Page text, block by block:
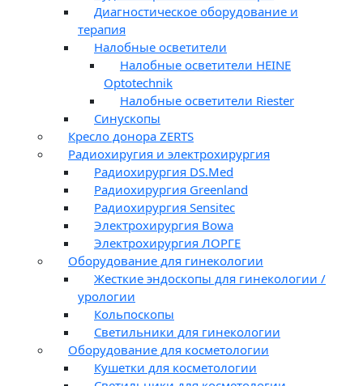
Диагностическое оборудование и
терапия
Налобные осветители
Налобные осветители HEINE
Optotechnik
Налобные осветители Riester
Синускопы
Кресло донора ZERTS
Радиохиругия и электрохирургия
Радиохирургия DS.Med
Радиохирургия Greenland
Радиохирургия Sensitec
Электрохирургия Bowa
Электрохирургия ЛОРГЕ
Оборудование для гинекологии
Жесткие эндоскопы для гинекологии /
урологии
Кольпоскопы
Светильники для гинекологии
Оборудование для косметологии
Кушетки для косметологии